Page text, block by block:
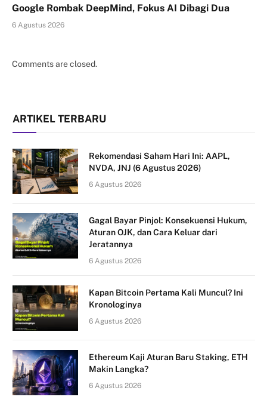
Google Rombak DeepMind, Fokus AI Dibagi Dua
6 Agustus 2026
Comments are closed.
ARTIKEL TERBARU
Rekomendasi Saham Hari Ini: AAPL,
NVDA, JNJ (6 Agustus 2026)
6 Agustus 2026
Gagal Bayar Pinjol: Konsekuensi Hukum,
Aturan OJK, dan Cara Keluar dari
Jeratannya
6 Agustus 2026
Kapan Bitcoin Pertama Kali Muncul? Ini
Kronologinya
6 Agustus 2026
Ethereum Kaji Aturan Baru Staking, ETH
Makin Langka?
6 Agustus 2026